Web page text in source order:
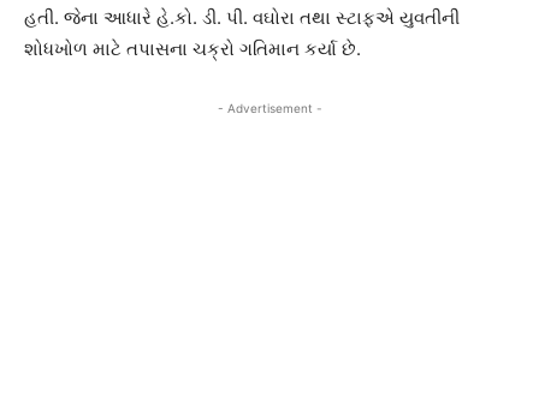
હતી. જેના આધારે હે.કો. ડી. પી. વઘોરા તથા સ્ટાફએ યુવતીની
શોધખોળ માટે તપાસના ચક્રો ગતિમાન કર્યા છે.
- Advertisement -